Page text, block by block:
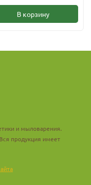
В корзину
и мыловарения.
продукция имеет